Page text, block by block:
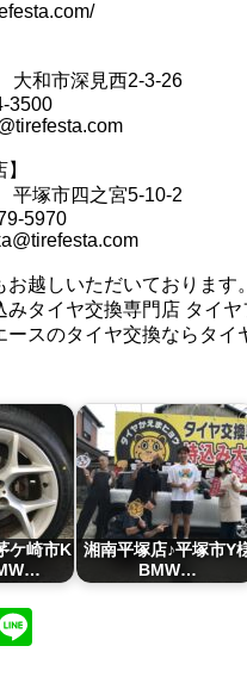
和市深見西2-3-26
3500
塚市四之宮5-10-2
5970
越しいただいております。
みタイヤ交換専門店 タイヤ
ースのタイヤ交換ならタ
ケ崎市K
湘南平塚店♪平塚市Y
BMW…
X